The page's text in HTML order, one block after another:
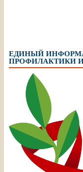
ЕДИНЫЙ
ПРОФИЛАКТИКИ